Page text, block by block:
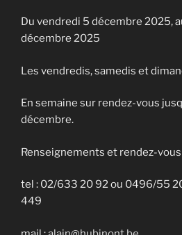
Du vendredi 5 décembre 2025,
décembre 2025
Les vendredis, samedis et
En semaine sur rendez-vous
décembre.
Renseignements et rendez-vous
tel : 02/633 20 92 ou 0496/55
449